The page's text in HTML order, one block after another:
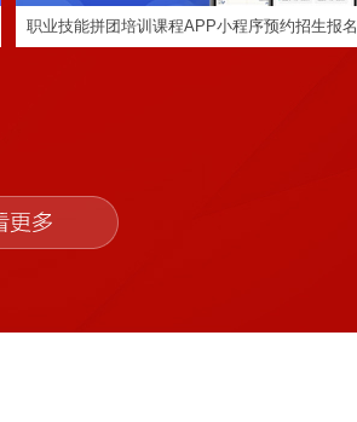
职业技能拼团培训课程APP小程序预约招生报名